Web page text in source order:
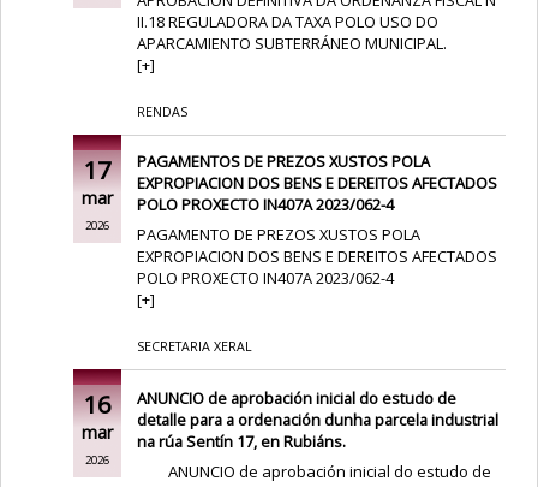
II.18 REGULADORA DA TAXA POLO USO DO
APARCAMIENTO SUBTERRÁNEO MUNICIPAL.
[+]
RENDAS
17
mar
2026
PAGAMENTOS DE PREZOS XUSTOS POLA
EXPROPIACION DOS BENS E DEREITOS AFECTADOS
POLO PROXECTO IN407A 2023/062-4
PAGAMENTO DE PREZOS XUSTOS POLA
EXPROPIACION DOS BENS E DEREITOS AFECTADOS
POLO PROXECTO IN407A 2023/062-4
[+]
SECRETARIA XERAL
16
mar
2026
ANUNCIO de aprobación inicial do estudo de
detalle para a ordenación dunha parcela industrial
na rúa Sentín 17, en Rubiáns.
ANUNCIO de aprobación inicial do estudo de